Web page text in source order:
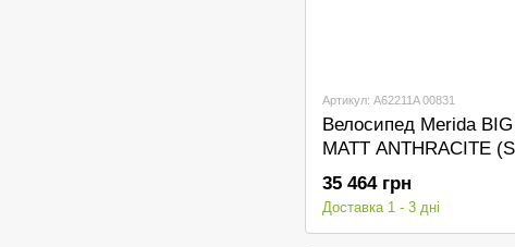
Артикул: A62211A 00831
Велосипед Merida
MATT ANTHRACITE
35 464 грн
Доставка 1 - 3 дні